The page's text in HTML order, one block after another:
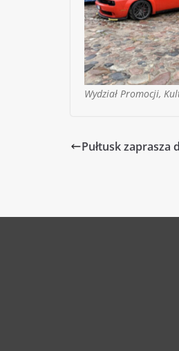
Wydział Promocji,
Pułtusk